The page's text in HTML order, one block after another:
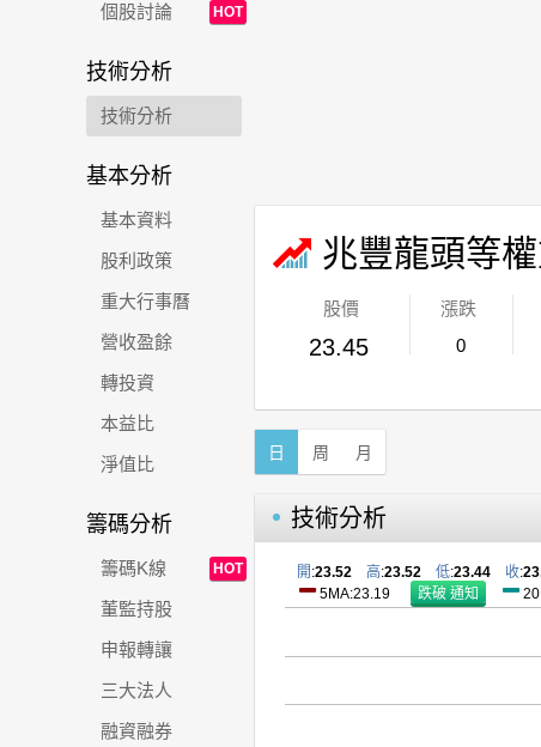
個股討論 HOT
技術分析
技術分析
基本分析
基本資料
股利政策
重大行事曆
營收盈餘
轉投資
本益比
淨值比
籌碼分析
籌碼K線 HOT
董監持股
申報轉讓
三大法人
融資融券
兆豐龍頭等
股價
23.45
漲跌
0
日 周 月
技術分析
開 :23.52 高:23.52 低:23.44 收:
5MA:23.19